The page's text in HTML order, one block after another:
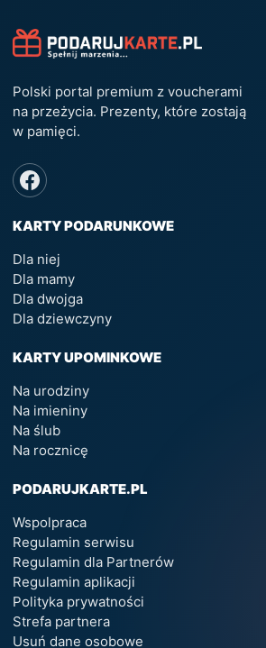
Polski portal premium z voucherami
na przeżycia. Prezenty, które zostają
w pamięci.
KARTY PODARUNKOWE
Dla niej
Dla mamy
Dla dwojga
Dla dziewczyny
KARTY UPOMINKOWE
Na urodziny
Na imieniny
Na ślub
Na rocznicę
PODARUJKARTE.PL
Wspolpraca
Regulamin serwisu
Regulamin dla Partnerów
Regulamin aplikacji
Polityka prywatności
Strefa partnera
Usuń dane osobowe